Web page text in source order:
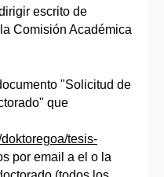
escrito de
Comisión Académica
"Solicitud de
que
tesis-
por email a el o la